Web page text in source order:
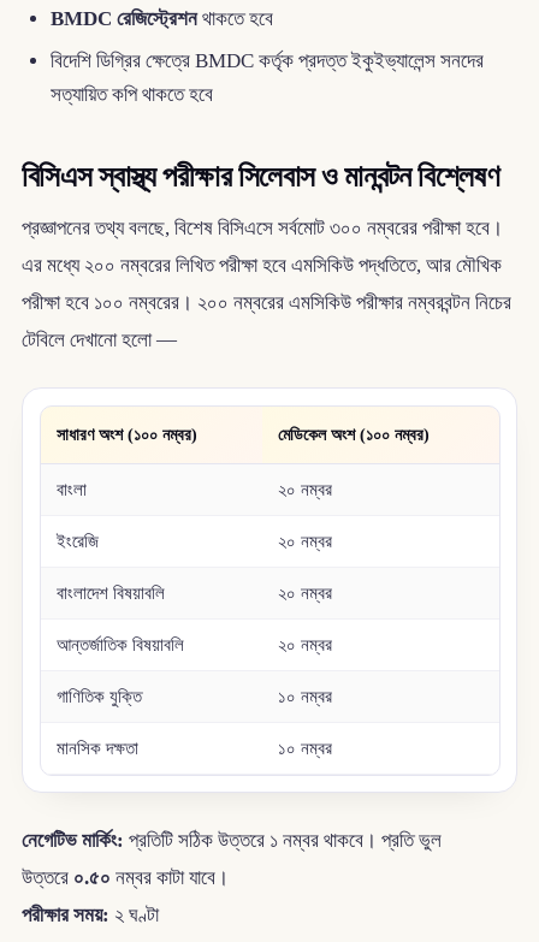
BMDC রেজিস্ট্রেশনথাকতে হবে
বিদেশি ডিগ্রির ক্ষেত্রে BMDC কর্তৃক প্রদত্ত ইকুইভ্যালেন্স সনদের
সত্যায়িত কপি থাকতে হবে
বিসিএস স্বাস্থ্য পরীক্ষার সিলেবাস ও মানবন্টন বিশ্লেষণ
প্রজ্ঞাপনের তথ্য বলছে, বিশেষ বিসিএসে সর্বমোট ৩০০ নম্বরের পরীক্ষা হবে।
এর মধ্যে ২০০ নম্বরের লিখিত পরীক্ষা হবে এমসিকিউ পদ্ধতিতে, আর মৌখিক
পরীক্ষা হবে ১০০ নম্বরের। ২০০ নম্বরের এমসিকিউ পরীক্ষার নম্বরবন্টন নিচের
টেবিলে দেখানো হলো —
সাধারণ অংশ (১০০ নম্বর) মেডিকেল অংশ (১০০ নম্বর)
বাংলা ২০ নম্বর
ইংরেজি ২০ নম্বর
বাংলাদেশ বিষয়াবলি ২০ নম্বর
আন্তর্জাতিক বিষয়াবলি ২০ নম্বর
গাণিতিক যুক্তি ১০ নম্বর
মানসিক দক্ষতা ১০ নম্বর
নেগেটিভ মার্কিং: প্রতিটি সঠিক উত্তরে ১ নম্বর থাকবে। প্রতি ভুল
উত্তরে ০.৫০ নম্বর কাটা যাবে।
পরীক্ষার সময়: ২ ঘণ্টা